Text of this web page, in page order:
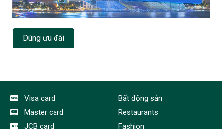
Dùng ưu đãi
Visa card
Master card
JCB card
Bất động sản
Restaurants
Fashion